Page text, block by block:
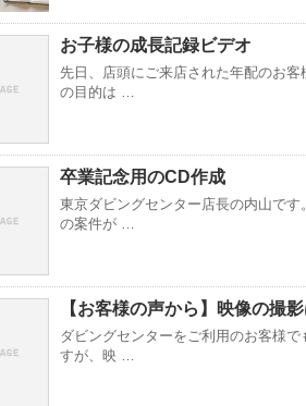
お子様の成長記録ビデオ
先日、店頭にご来店された年配のお
の目的は …
卒業記念用のCD作成
東京ダビングセンター店長の内山で
の案件が …
【お客様の声から】映像の撮
ダビングセンターをご利用のお客様
すが、映 …